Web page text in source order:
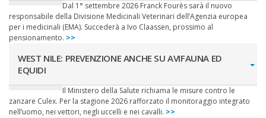
Dal 1° settembre 2026 Franck Fourès sarà il nuovo
responsabile della Divisione Medicinali Veterinari dell’Agenzia europea
per i medicinali (EMA). Succederà a Ivo Claassen, prossimo al
pensionamento. >>
WEST NILE: PREVENZIONE ANCHE SU AVIFAUNA ED
EQUIDI
Il Ministero della Salute richiama le misure contro le
zanzare Culex. Per la stagione 2026 rafforzato il monitoraggio integrato
nell’uomo, nei vettori, negli uccelli e nei cavalli. >>